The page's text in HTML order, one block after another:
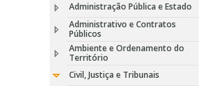
Administração Pública e Estado
Administrativo e Contratos
Públicos
Ambiente e Ordenamento do
Território
Civil, Justiça e Tribunais